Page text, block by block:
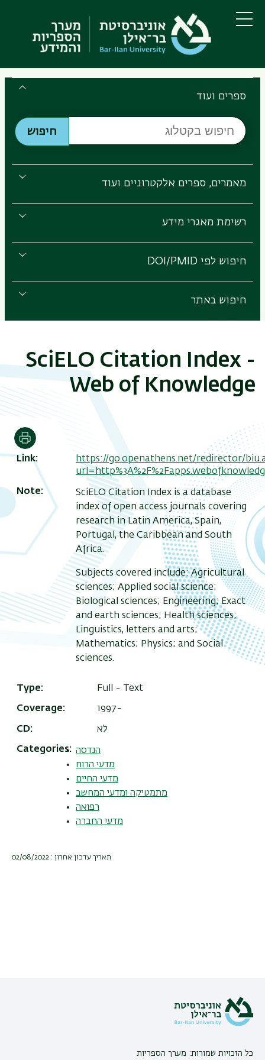
לתוכן
העיקרי
לתפריט
ניווט
ראשי
תפריט
Search
the
Ilan
Libraries
ספרים ועוד
חיפוש
בקטלוג
חיפוש
מאמרים, ספרים אלקטרוניים ועוד
רשימת מאגרי מידע
חיפוש לפי DOI/PMID
חיפוש באתר
SciELO Citation Index -
Web of Knowledge
Link
https://go.openathens.net/redirector/
Note
SciELO Citation Index is a database
index of open access journals covering
research in Latin America, Spain,
Portugal, the Caribbean and South
Africa.
Subjects covered include: Agricultural
sciences; Applied social science;
Biological sciences; Engineering; Exact
and earth sciences; Health sciences;
Linguistics, letters and arts;
Mathematics; Physics; and Social
sciences.
Type Full - Text
Coverage 1997-
CD לא
Categories
הנדסה
מדעי הרוח
מדעי החיים
מתמטיקה ומדעי המחשב
רפואה
מדעי החברה
תאריך עדכון אחרון : 02/08/2022
כל הזכויות שמורות: מערך הספריות